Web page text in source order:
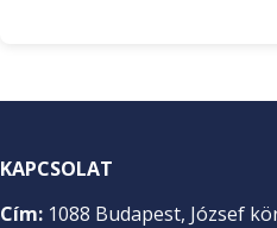
KAPCSOLAT
Cím: 1088 Budapest, József